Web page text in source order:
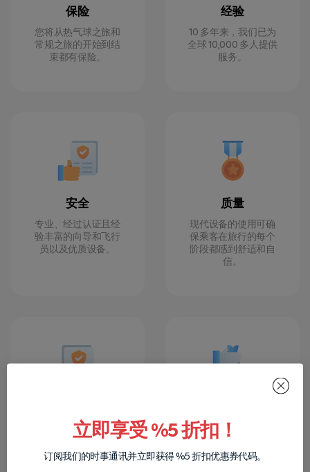
保险
您将从热气球之旅和
常规之旅的开始到结
束都有保险。
经验
10 多年来，我们已为
全球 10,000 多人提供
服务。
安全
专业、经过认证且经
验丰富的向导和飞行
员以及优质设备。
质量
现代设备的使用可确
保乘客在旅行的每个
阶段都感到舒适和自
信。
我们是土耳其旅行社
协会的持牌公司，编
号为 9497。
如果您的旅行由于天
气原因被取消或者您
想取消它，您最多可
立即享受 %5 折扣！
订阅我们的时事通讯并立即获得 %5 折扣优惠券代码。